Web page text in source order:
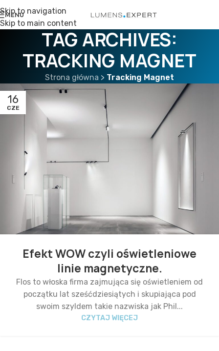
Skip to navigation
Skip to main content
MENU
TAG ARCHIVES:
TRACKING MAGNET
Strona główna > Tracking Magnet
16
CZE
Efekt WOW czyli oświetleniowe
linie magnetyczne.
Flos to włoska firma zajmująca się oświetleniem od
początku lat sześćdziesiątych i skupiająca pod
swoim szyldem takie nazwiska jak Phil...
CZYTAJ WIĘCEJ